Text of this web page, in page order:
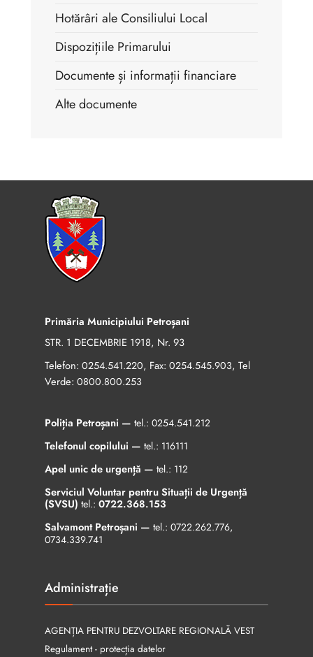
Hotărâri ale Consiliului Local
Dispozițiile Primarului
Documente și informații financiare
Alte documente
Primăria Municipiului Petroșani
STR. 1 DECEMBRIE 1918, Nr. 93
Telefon: 0254.541.220, Fax: 0254.545.903, Tel
Verde: 0800.800.253
Poliția Petroșani — tel.: 0254.541.212
Telefonul copilului — tel.: 116111
Apel unic de urgență — tel.: 112
Serviciul Voluntar pentru Situații de Urgență
(SVSU) tel.: 0722.368.153
Salvamont Petroșani — tel.: 0722.262.776,
0734.339.741
Administrație
AGENȚIA PENTRU DEZVOLTARE REGIONALĂ VEST
Regulament - protecția datelor